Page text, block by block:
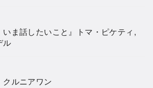
いま話したいこと』トマ・ピケティ,
ル
クルニアワン